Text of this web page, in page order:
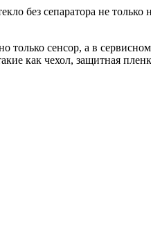
без сепаратора не
только сенсор, а в
как чехол, защитная